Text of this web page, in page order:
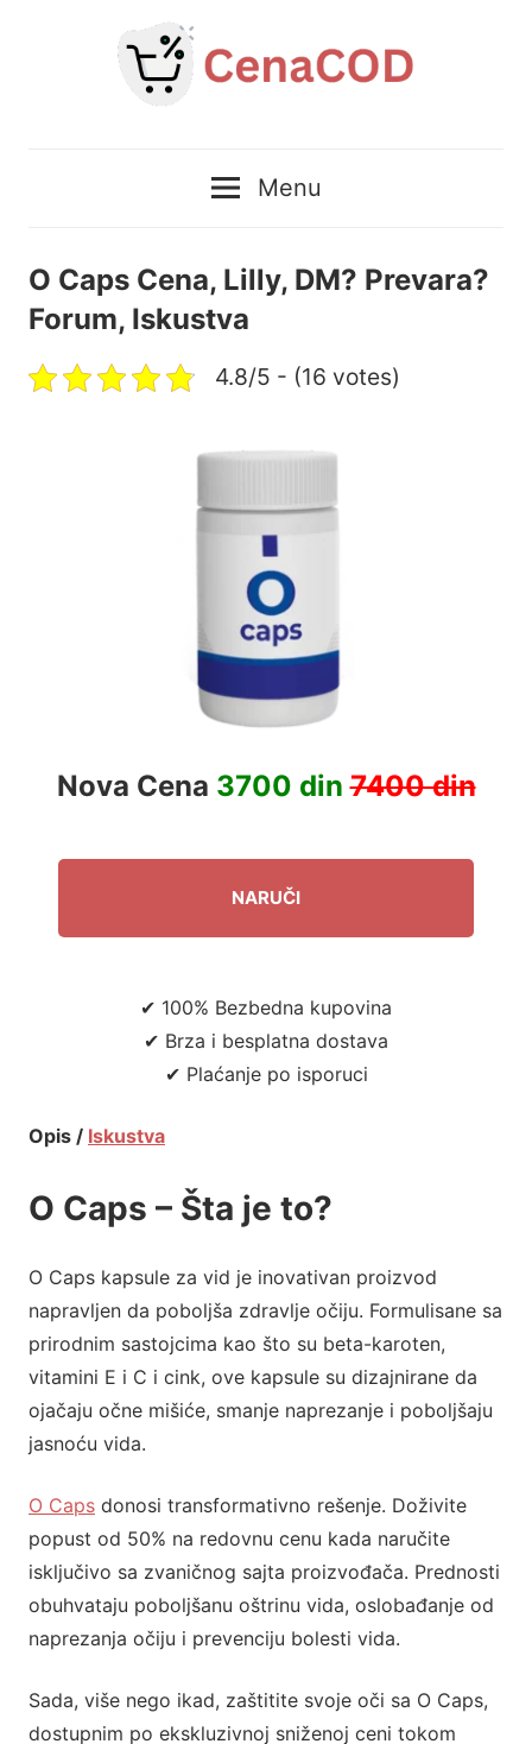
Prirodni
proizvodi
po
najboljoj
Menu
O Caps Cena, Lilly, DM? Prevara?
Forum, Iskustva
4.8/5 - (16 votes)
Nova Cena 3700 din 7400 din
NARUČI
✔ 100% Bezbedna kupovina
✔ Brza i besplatna dostava
✔ Plaćanje po isporuci
Opis / Iskustva
O Caps – Šta je to?
O Caps kapsule za vid je inovativan proizvod
napravljen da poboljša zdravlje očiju. Formulisane sa
prirodnim sastojcima kao što su beta-karoten,
vitamini E i C i cink, ove kapsule su dizajnirane da
ojačaju očne mišiće, smanje naprezanje i poboljšaju
jasnoću vida.
O Caps donosi transformativno rešenje. Doživite
popust od 50% na redovnu cenu kada naručite
isključivo sa zvaničnog sajta proizvođača. Prednosti
obuhvataju poboljšanu oštrinu vida, oslobađanje od
naprezanja očiju i prevenciju bolesti vida.
Sada, više nego ikad, zaštitite svoje oči sa O Caps,
dostupnim po ekskluzivnoj sniženoj ceni tokom